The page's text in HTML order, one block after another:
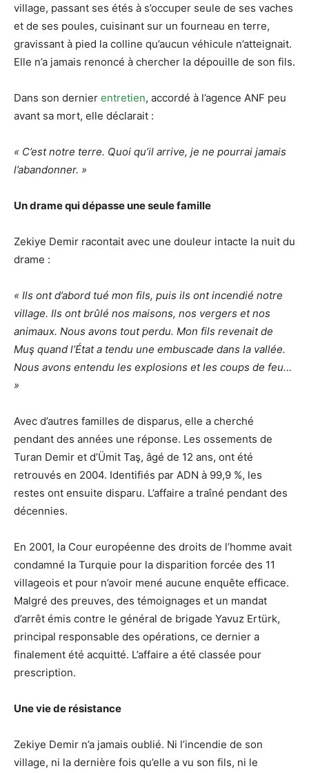
village, passant ses étés à s’occuper seule de ses vaches
et de ses poules, cuisinant sur un fourneau en terre,
gravissant à pied la colline qu’aucun véhicule n’atteignait.
Elle n’a jamais renoncé à chercher la dépouille de son fils.
Dans son dernier entretien, accordé à l’agence ANF peu
avant sa mort, elle déclarait :
« C’est notre terre. Quoi qu’il arrive, je ne pourrai jamais
l’abandonner. »
Un drame qui dépasse une seule famille
Zekiye Demir racontait avec une douleur intacte la nuit du
drame :
« Ils ont d’abord tué mon fils, puis ils ont incendié notre
village. Ils ont brûlé nos maisons, nos vergers et nos
animaux. Nous avons tout perdu. Mon fils revenait de
Muş quand l’État a tendu une embuscade dans la vallée.
Nous avons entendu les explosions et les coups de feu…
»
Avec d’autres familles de disparus, elle a cherché
pendant des années une réponse. Les ossements de
Turan Demir et d’Ümit Taş, âgé de 12 ans, ont été
retrouvés en 2004. Identifiés par ADN à 99,9 %, les
restes ont ensuite disparu. L’affaire a traîné pendant des
décennies.
En 2001, la Cour européenne des droits de l’homme avait
condamné la Turquie pour la disparition forcée des 11
villageois et pour n’avoir mené aucune enquête efficace.
Malgré des preuves, des témoignages et un mandat
d’arrêt émis contre le général de brigade Yavuz Ertürk,
principal responsable des opérations, ce dernier a
finalement été acquitté. L’affaire a été classée pour
prescription.
Une vie de résistance
Zekiye Demir n’a jamais oublié. Ni l’incendie de son
village, ni la dernière fois qu’elle a vu son fils, ni le